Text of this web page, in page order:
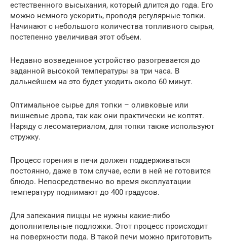
естественного высыхания, который длится до года. Его
можно немного ускорить, проводя регулярные топки.
Начинают с небольшого количества топливного сырья,
постепенно увеличивая этот объем.
Недавно возведенное устройство разогревается до
заданной высокой температуры за три часа. В
дальнейшем на это будет уходить около 60 минут.
Оптимальное сырье для топки – оливковые или
вишневые дрова, так как они практически не коптят.
Наряду с лесоматериалом, для топки также используют
стружку.
Процесс горения в печи должен поддерживаться
постоянно, даже в том случае, если в ней не готовится
блюдо. Непосредственно во время эксплуатации
температуру поднимают до 400 градусов.
Для запекания пиццы не нужны какие-либо
дополнительные подложки. Этот процесс происходит
на поверхности пода. В такой печи можно приготовить